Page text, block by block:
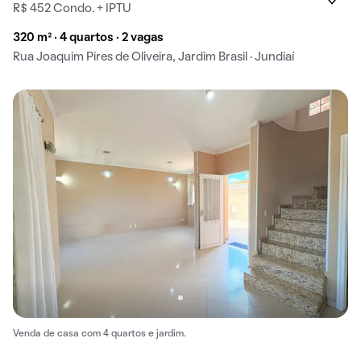
R$ 452 Condo. + IPTU
320 m² · 4 quartos · 2 vagas
Rua Joaquim Pires de Oliveira, Jardim Brasil · Jundiaí
Venda de casa com 4 quartos e jardim.